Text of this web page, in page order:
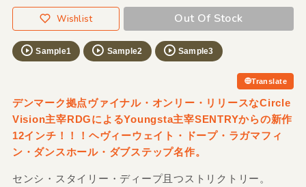
Wishlist Out Of Stock
Sample1 Sample2 Sample3
Translate
デンマーク拠点ヴァイナル・オンリー・リリースなCircle
Vision主宰RDGによるYoungsta主宰SENTRYからの新作
12インチ！！！ヘヴィーウェイト・ドープ・ラガマフィ
ン・ダンスホール・ダブステップ名作。
センシ・スタイリー・ディープ且つストリクトリー。